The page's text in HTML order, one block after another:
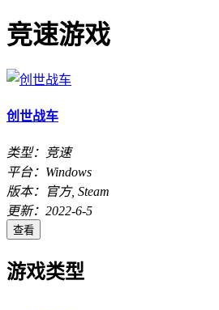
竞速游戏
创世战车
类型：竞速
平台：Windows
版本：官方, Steam
更新：2022-6-5
查看
游戏类型